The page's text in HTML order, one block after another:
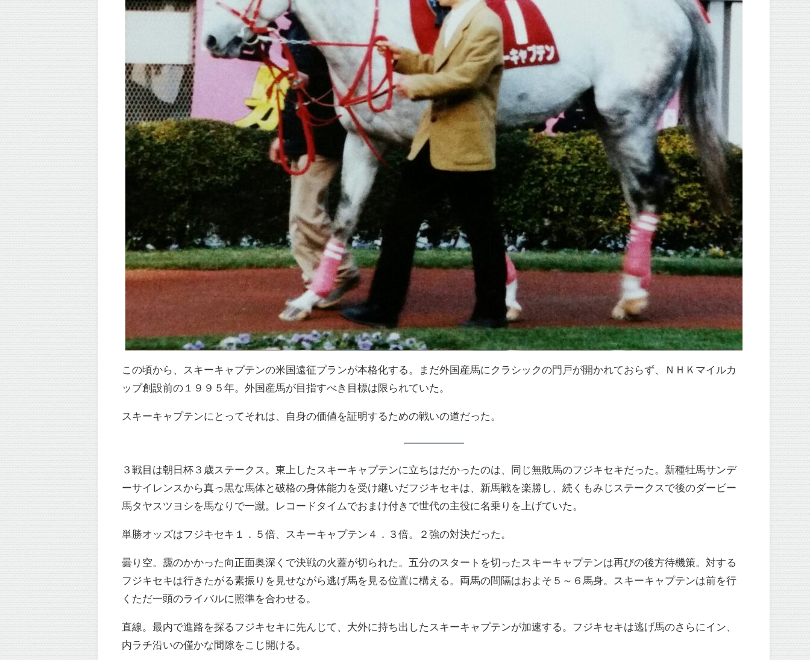
この頃から、スキーキャプテンの米国遠征プランが本格化する。まだ外国産馬にクラシックの門戸が開かれておらず、ＮＨＫマイルカ
ップ創設前の１９９５年。外国産馬が目指すべき目標は限られていた。
スキーキャプテンにとってそれは、自身の価値を証明するための戦いの道だった。
３戦目は朝日杯３歳ステークス。東上したスキーキャプテンに立ちはだかったのは、同じ無敗馬のフジキセキだった。新種牡馬サンデ
ーサイレンスから真っ黒な馬体と破格の身体能力を受け継いだフジキセキは、新馬戦を楽勝し、続くもみじステークスで後のダービー
馬タヤスツヨシを馬なりで一蹴。レコードタイムでおまけ付きで世代の主役に名乗りを上げていた。
単勝オッズはフジキセキ１．５倍、スキーキャプテン４．３倍。２強の対決だった。
曇り空。靄のかかった向正面奥深くで決戦の火蓋が切られた。五分のスタートを切ったスキーキャプテンは再びの後方待機策。対する
フジキセキは行きたがる素振りを見せながら逃げ馬を見る位置に構える。両馬の間隔はおよそ５～６馬身。スキーキャプテンは前を行
くただ一頭のライバルに照準を合わせる。
直線。最内で進路を探るフジキセキに先んじて、大外に持ち出したスキーキャプテンが加速する。フジキセキは逃げ馬のさらにイン、
内ラチ沿いの僅かな間隙をこじ開ける。